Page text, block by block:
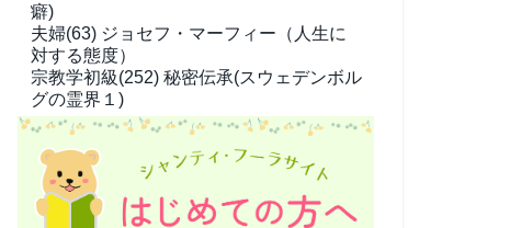
癖)
夫婦(63) ジョセフ・マーフィー（人生に
対する態度）
宗教学初級(252) 秘密伝承(スウェデンボル
グの霊界１)